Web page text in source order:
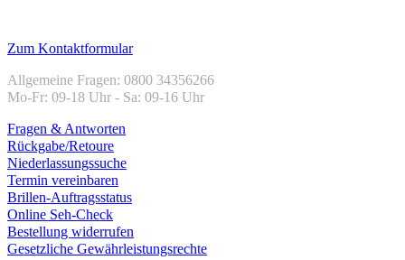
Zum Kontaktformular
Allgemeine Fragen: 0800 34356266
Mo-Fr: 09-18 Uhr - Sa: 09-16 Uhr
Fragen & Antworten
Rückgabe/Retoure
Niederlassungssuche
Termin vereinbaren
Brillen-Auftragsstatus
Online Seh-Check
Bestellung widerrufen
Gesetzliche Gewährleistungsrechte